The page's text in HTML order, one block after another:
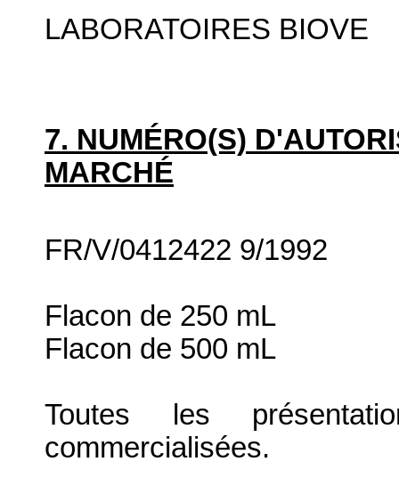
LABORATOIRES BIOVE
7. NUMÉRO(S)
MARCHÉ
FR/V/0412422 9/1992
Flacon de 250 mL
Flacon de 500 mL
Toutes les
commercialisées.